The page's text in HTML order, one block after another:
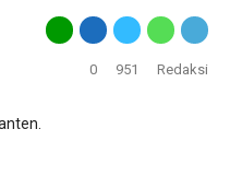
0 951 Redaksi